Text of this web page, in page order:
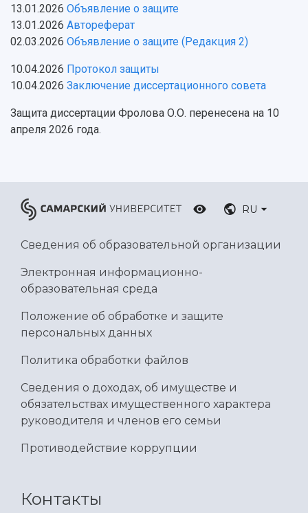
Устойчивое развитие
Кампус
3D-тур по университету
Музеи
Учебный аэродром
Центр истории авиационных двигателей
Ботанический сад
Официальные документы
Противодействие COVID-19
Журналы Самарского университета
Научные конференции
Патенты
Публикации и издания
Отчеты о проведенных конференциях
13.01.2026 Объявление о защите
13.01.2026 Автореферат
02.03.2026 Объявление о защите (Редакция 2)
10.04.2026 Протокол защиты
10.04.2026 Заключение диссертационного совета
Защита диссертации Фролова О.О. перенесена на 10
апреля 2026 года.
RU
Сведения об образовательной организации
Электронная информационно-
образовательная среда
Положение об обработке и защите
персональных данных
Политика обработки файлов
Сведения о доходах, об имуществе и
обязательствах имущественного характера
руководителя и членов его семьи
Противодействие коррупции
Контакты